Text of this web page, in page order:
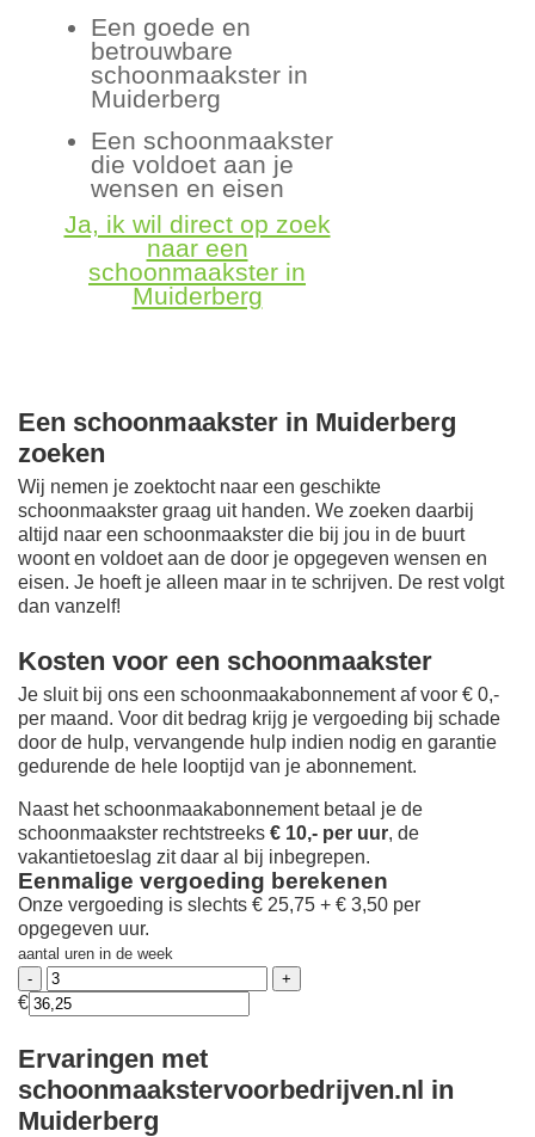
Een goede en
betrouwbare
schoonmaakster in
Muiderberg
Een schoonmaakster
die voldoet aan je
wensen en eisen
Ja, ik wil direct op zoek
naar een
schoonmaakster in
Muiderberg
Een schoonmaakster in Muiderberg
zoeken
Wij nemen je zoektocht naar een geschikte
schoonmaakster graag uit handen. We zoeken daarbij
altijd naar een schoonmaakster die bij jou in de buurt
woont en voldoet aan de door je opgegeven wensen en
eisen. Je hoeft je alleen maar in te schrijven. De rest volgt
dan vanzelf!
Kosten voor een schoonmaakster
Je sluit bij ons een schoonmaakabonnement af voor € 0,-
per maand. Voor dit bedrag krijg je vergoeding bij schade
door de hulp, vervangende hulp indien nodig en garantie
gedurende de hele looptijd van je abonnement.
Naast het schoonmaakabonnement betaal je de
schoonmaakster rechtstreeks € 10,- per uur, de
vakantietoeslag zit daar al bij inbegrepen.
Eenmalige vergoeding berekenen
Onze vergoeding is slechts € 25,75 + € 3,50 per
opgegeven uur.
aantal uren in de week
€
Ervaringen met
schoonmaakstervoorbedrijven.nl in
Muiderberg